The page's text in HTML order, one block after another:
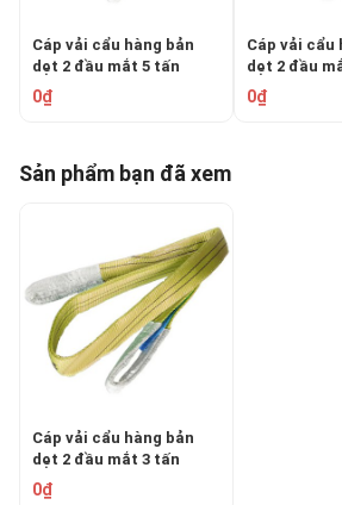
Cáp vải cẩu hàng bản
dẹt 2 đầu mắt 5 tấn
EASTERN/Hàn Quốc
0₫
Cáp vải cẩu
dẹt 2 đầu
EASTERN/
0₫
Sản phẩm bạn đã xem
Cáp vải cẩu hàng bản
dẹt 2 đầu mắt 3 tấn
EASTERN/Hàn Quốc
0₫